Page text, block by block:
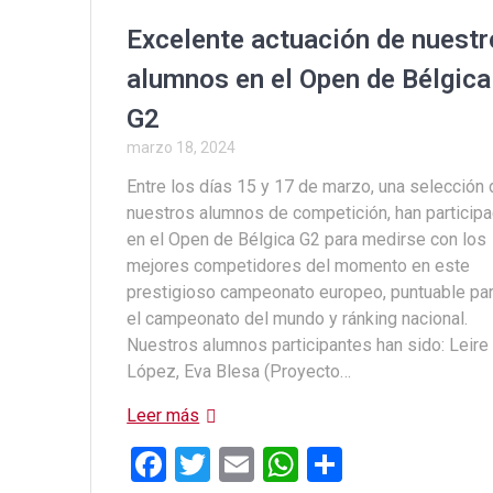
o
k
p
p
tir
Excelente actuación de
alumnos en el Open de Bélgica
G2
marzo 18, 2024
Entre los días 15 y 17 de marzo, una selección
nuestros alumnos de competición, han
en el Open de Bélgica G2 para medirse con los
mejores competidores del momento en este
prestigioso campeonato europeo, puntuable
el campeonato del mundo y ránking nacional.
Nuestros alumnos participantes han sido: Leire
López, Eva Blesa (Proyecto…
Leer más
F
T
E
W